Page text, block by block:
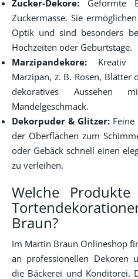
Zucker-Dekore: Geformte
Zuckermasse. Sie
Optik und sind besonders
Hochzeiten oder Geburtstage.
Marzipandekore: Kreativ
Marzipan, z. B. Rosen, Blätter
dekoratives Aussehen
Mandelgeschmack.
Dekorpuder & Glitzer:
der Oberflächen zum
oder Gebäck schnell einen
zu verleihen.
Welche
Braun?
Im Martin Braun Onlineshop
an professionellen Dekoren
die Bäckerei und Konditorei.